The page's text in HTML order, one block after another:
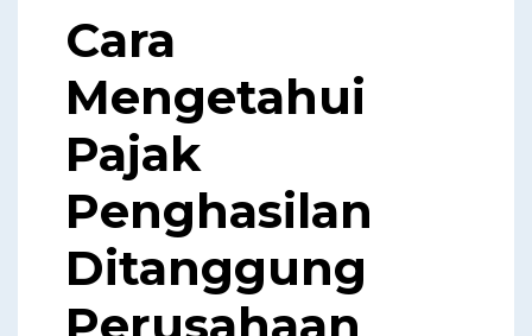
Cara
Mengetahui
Pajak
Penghasilan
Ditanggung